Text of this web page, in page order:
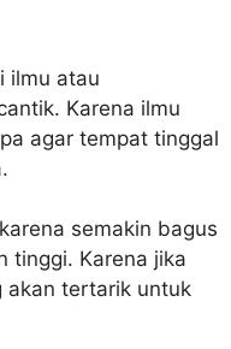
ilmu atau
Karena ilmu
agar tempat tinggal
semakin bagus
tinggi. Karena jika
akan tertarik untuk